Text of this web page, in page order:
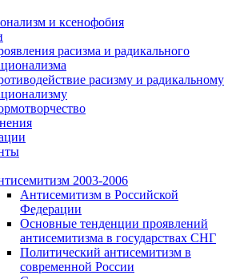
и ксенофобия
расизма и радикального
расизму и радикальному
2003-2006
Антисемитизм в Российской
Федерации
Основные тенденции проявлений
антисемитизма в государствах СНГ
Политический антисемитизм в
современной России